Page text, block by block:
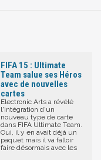
FIFA 15 : Ultimate
Team salue ses Héros
avec de nouvelles
cartes
Electronic Arts a révélé
l'intégration d'un
nouveau type de carte
dans FIFA Ultimate Team.
Oui, il y en avait déjà un
paquet mais il va falloir
faire désormais avec les